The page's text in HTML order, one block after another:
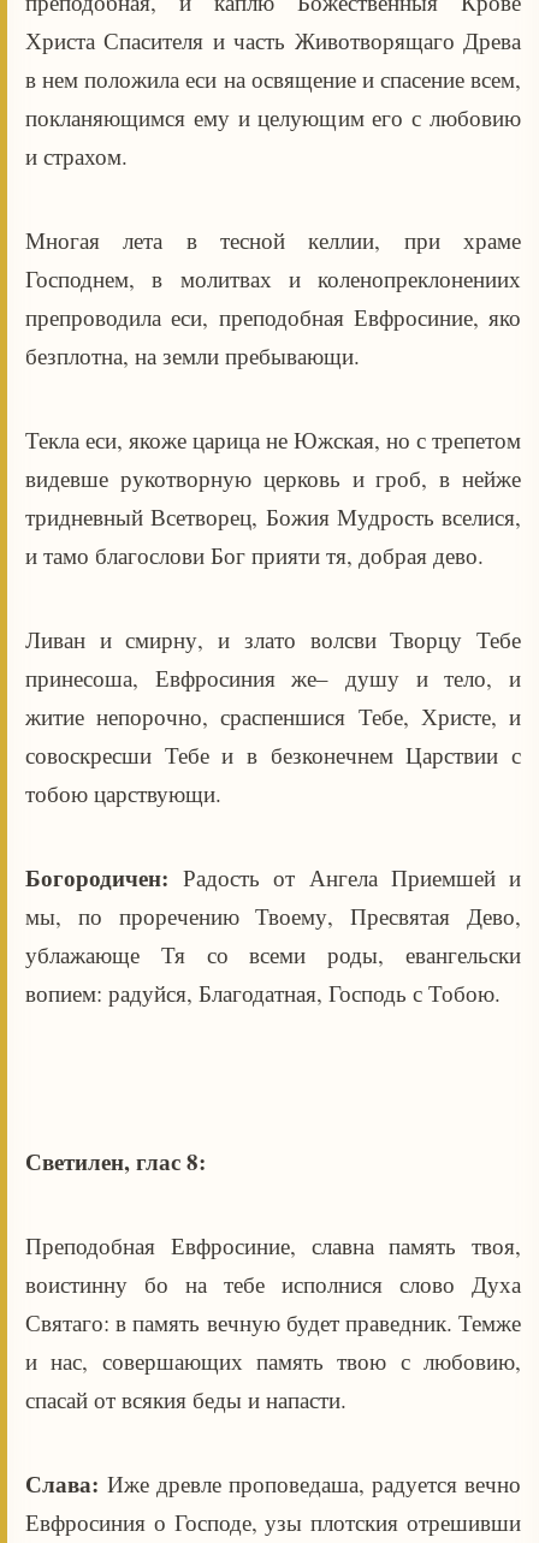
Христа Спасителя и часть Животворящаго Древа
в нем положила еси на освящение и спасение всем,
покланяющимся ему и целующим его с любовию
и страхом.
Многая лета в тесной келлии, при храме
Господнем, в молитвах и коленопреклонениих
препроводила еси, преподобная Евфросиние, яко
безплотна, на земли пребывающи.
Текла еси, якоже царица не Южская, но с трепетом
видевше рукотворную церковь и гроб, в нейже
тридневный Всетворец, Божия Мудрость вселися,
и тамо благослови Бог прияти тя, добрая дево.
Ливан и смирну, и злато волсви Творцу Тебе
принесоша, Евфросиния же– душу и тело, и
житие непорочно, сраспеншися Тебе, Христе, и
совоскресши Тебе и в безконечнем Царствии с
тобою царствующи.
Богородичен:Радость от Ангела Приемшей и
мы, по проречению Твоему, Пресвятая Дево,
ублажающе Тя со всеми роды, евангельски
вопием: радуйся, Благодатная, Господь с Тобою.
Светилен, глас 8:
Преподобная Евфросиние, славна память твоя,
воистинну бо на тебе исполнися слово Духа
Святаго: в память вечную будет праведник. Темже
и нас, совершающих память твою с любовию,
спасай от всякия беды и напасти.
Слава: Иже древле проповедаша, радуется вечно
Евфросиния о Господе, узы плотския отрешивши